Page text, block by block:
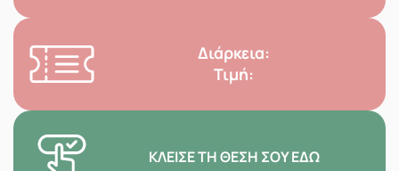
Διάρκεια:
Τιμή:
ΚΛΕΊΣΕ ΤΗ ΘΈΣΗ ΣΟΥ ΕΔΏ